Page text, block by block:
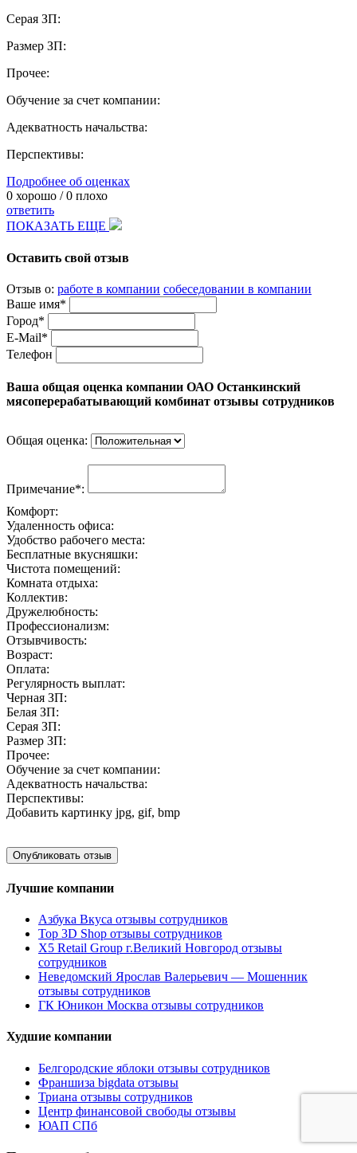
Серая ЗП:
Размер ЗП:
Прочее:
Обучение за счет компании:
Адекватность начальства:
Перспективы:
Подробнее об оценках
0 хорошо /0 плохо
ответить
ПОКАЗАТЬ ЕЩЕ
Оставить свой отзыв
Отзыв о: работе в компании собеседовании в компании
Ваше имя*
Город*
E-Mail*
Телефон
Ваша общая оценка компании ОАО Останкинский
мясоперерабатывающий комбинат отзывы сотрудников
Общая оценка:
Примечание*:
Комфорт:
Удаленность офиса:
Удобство рабочего места:
Бесплатные вкусняшки:
Чистота помещений:
Комната отдыха:
Коллектив:
Дружелюбность:
Профессионализм:
Отзывчивость:
Возраст:
Оплата:
Регулярность выплат:
Черная ЗП:
Белая ЗП:
Серая ЗП:
Размер ЗП:
Прочее:
Обучение за счет компании:
Адекватность начальства:
Перспективы:
Добавить картинку jpg, gif, bmp
Лучшие компании
Азбука Вкуса отзывы сотрудников
Top 3D Shop отзывы сотрудников
X5 Retail Group г.Великий Новгород отзывы
сотрудников
Неведомский Ярослав Валерьевич — Мошенник
отзывы сотрудников
ГК Юникон Москва отзывы сотрудников
Худшие компании
Белгородские яблоки отзывы сотрудников
Франшиза bigdata отзывы
Триана отзывы сотрудников
Центр финансовой свободы отзывы
ЮАП СПб